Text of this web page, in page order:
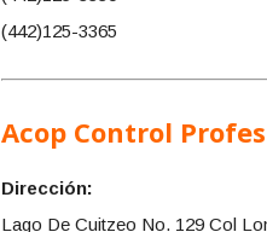
(442)125-3365
Acop Control
Dirección:
Lago De Cuitzeo No. 129 Col